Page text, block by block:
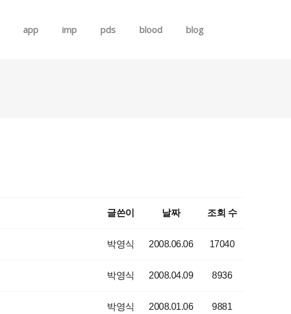
app imp pds blood blog
글쓴이 날짜 조회 수
박영식 2008.06.06 17040
박영식 2008.04.09 8936
박영식 2008.01.06 9881